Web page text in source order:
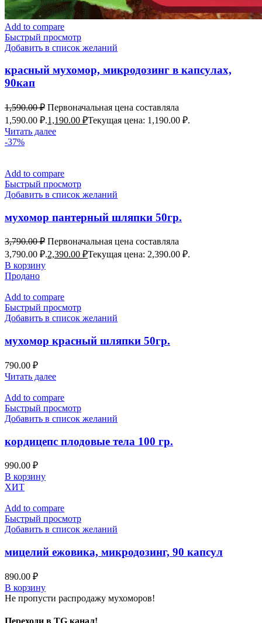
Add to compare
Быстрый просмотр
Добавить в список желаний
красный мухомор, микродозинг в капсулах,
90кап
1,590.00₽ Первоначальная цена составляла
1,590.00 ₽.1,190.00 ₽Текущая цена: 1,190.00 ₽.
Читать далее
-37%
Add to compare
Быстрый просмотр
Добавить в список желаний
мухомор пантерный шляпки 50гр.
3,790.00₽ Первоначальная цена составляла
3,790.00 ₽.2,390.00 ₽Текущая цена: 2,390.00 ₽.
В корзину
Продано
Add to compare
Быстрый просмотр
Добавить в список желаний
мухомор красный шляпки 50гр.
790.00 ₽
Читать далее
Add to compare
Быстрый просмотр
Добавить в список желаний
кордицепс плодовые тела 100 гр.
990.00 ₽
В корзину
ХИТ
Add to compare
Быстрый просмотр
Добавить в список желаний
мицелий ежовика, микродозинг, 90 капсул
890.00 ₽
В корзину
Не пропусти распродажу мухоморов!
Переходи в TG канал!